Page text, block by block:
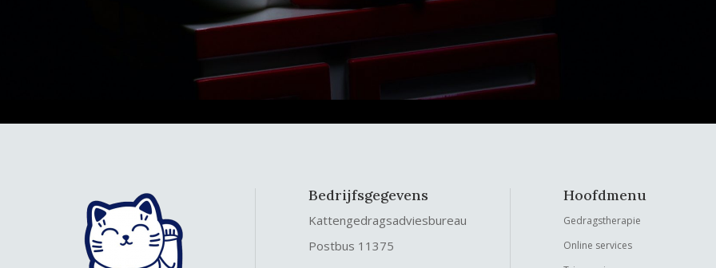
Bedrijfsgegevens
Kattengedragsadviesbureau
Postbus 11375
Hoofdmenu
Gedragstherapie
Online services